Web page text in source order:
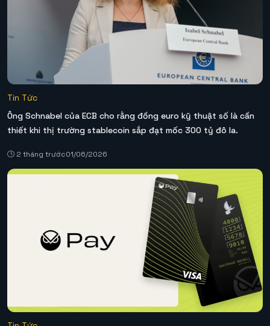
Tin Tức
Ông Schnabel của ECB cho rằng đồng euro kỹ thuật số là cần
thiết khi thị trường stablecoin sắp đạt mốc 300 tỷ đô la.
2 tháng trước01/06/2026